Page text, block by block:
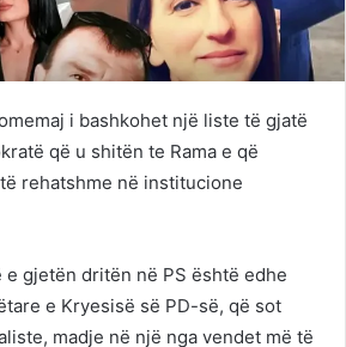
i bashkohet një liste të gjatë
që u shitën te Rama e që
rehatshme në institucione
e gjetën dritën në PS është edhe
e Kryesisë së PD-së, që sot
madje në një nga vendet më të